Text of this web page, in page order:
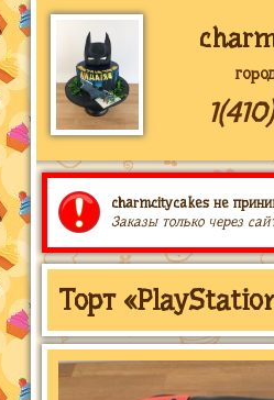
charmcitycakes не
Заказы только через
Торт